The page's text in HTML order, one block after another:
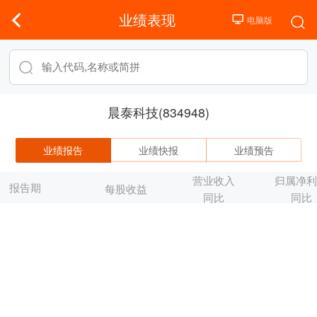
业绩表现
晨泰科技(834948)
业绩报告 业绩快报 业绩预告
报告期 每股收益
营业收入
同比
归属净
同比